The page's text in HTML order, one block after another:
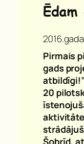
Pirmais
gads
20
Šobrīd,